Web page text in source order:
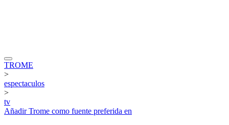
TROME
>
espectaculos
>
tv
AñadirTrome como fuente preferida en